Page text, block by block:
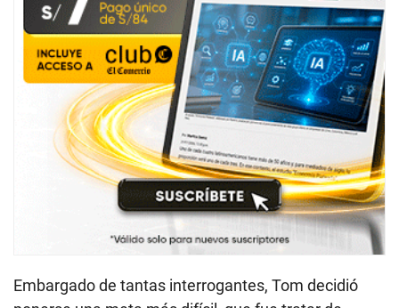
Embargado de tantas interrogantes, Tom decidió